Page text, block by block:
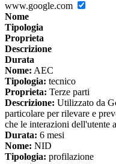
www.google.com
Nome
Tipologia
Proprieta
Descrizione
Durata
Nome: AEC
Tipologia: tecnico
Proprieta: Terze parti
Descrizione: Utilizzato da
particolare per rilevare e
che le interazioni dell'utente
Durata: 6 mesi
Nome: NID
Tipologia: profilazione